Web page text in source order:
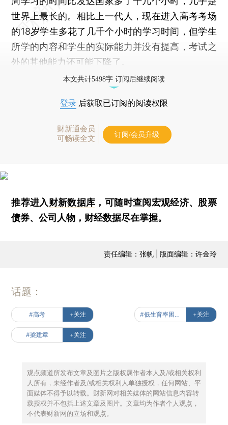
世界上最长的。相比上一代人，现在进入高考考场
的18岁学生多花了几千个小时的学习时间，但学生
所学的内容和学生的实际能力并没有提高，考试之
外的其他能力还可能下降了。
本文共计5498字 订阅后继续阅读
登录 后获取已订阅的阅读权限
财新通会员
可畅读全文
订阅/会员升级
推荐进入财新数据库 ，可随时查阅宏观经济、股票
债券、公司人物，财经数据尽在掌握。
责任编辑：张帆 | 版面编辑：许金玲
话题：
#高考 +关注 +关注
#梁建章 +关注
观点频道所发布文章及图片之版权属作者本人及/或相关权利
人所有，未经作者及/或相关权利人单独授权，任何网站、平
面媒体不得予以转载。财新网对相关媒体的网站信息内容转
载授权并不包括上述文章及图片。文章均为作者个人观点，
不代表财新网的立场和观点。